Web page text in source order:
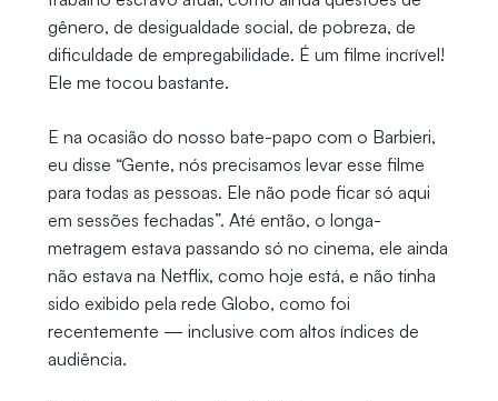
gênero, de desigualdade social, de pobreza, de
dificuldade de empregabilidade. É um filme incrível!
Ele me tocou bastante.
E na ocasião do nosso bate-papo com o Barbieri,
eu disse “Gente, nós precisamos levar esse filme
para todas as pessoas. Ele não pode ficar só aqui
em sessões fechadas”. Até então, o longa-
metragem estava passando só no cinema, ele ainda
não estava na Netflix, como hoje está, e não tinha
sido exibido pela rede Globo, como foi
recentemente — inclusive com altos índices de
audiência.